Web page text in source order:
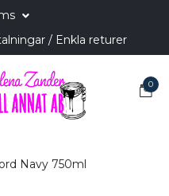
/ Enkla returer
0
Navy 750ml